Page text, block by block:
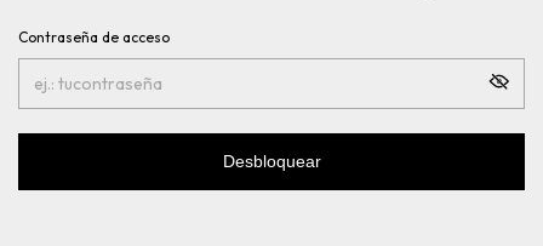
Contraseña de acceso
Desbloquear